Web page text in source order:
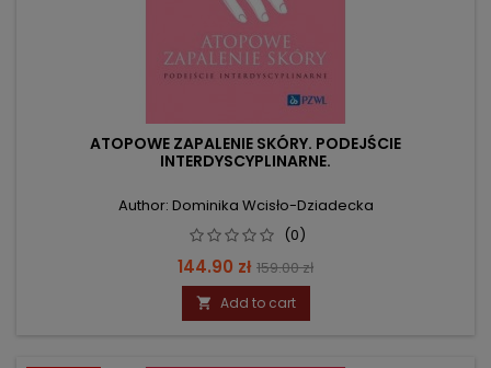
ATOPOWE ZAPALENIE SKÓRY. PODEJŚCIE
INTERDYSCYPLINARNE.
Author: Dominika Wcisło-Dziadecka
(0)
Price
144.90 zł Regular
price
159.00 zł
 Add to cart